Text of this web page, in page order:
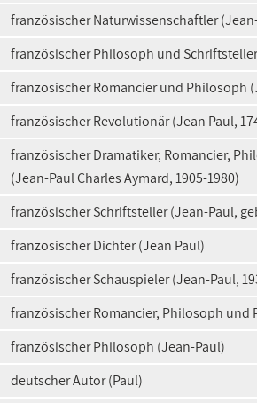
französischer Naturwissenschaftler
französischer Philosoph und
französischer Romancier und Philosoph
französischer Revolutionär (Jean Paul,
französischer Dramatiker, Romancier,
(Jean-Paul Charles Aymard, 1905-1980)
französischer Schriftsteller (Jean-Paul,
französischer Dichter (Jean Paul)
französischer Schauspieler (Jean-Paul,
französischer Romancier, Philosoph und
französischer Philosoph (Jean-Paul)
deutscher Autor (Paul)